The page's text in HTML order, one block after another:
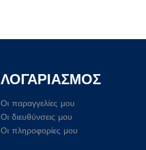
ΛΟΓΑΡΙΑΣΜΟΣ
Οι παραγγελίες μου
Οι διευθύνσεις μου
Οι πληροφορίες μου